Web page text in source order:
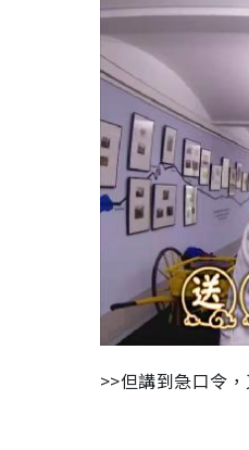
>>但講到急口令